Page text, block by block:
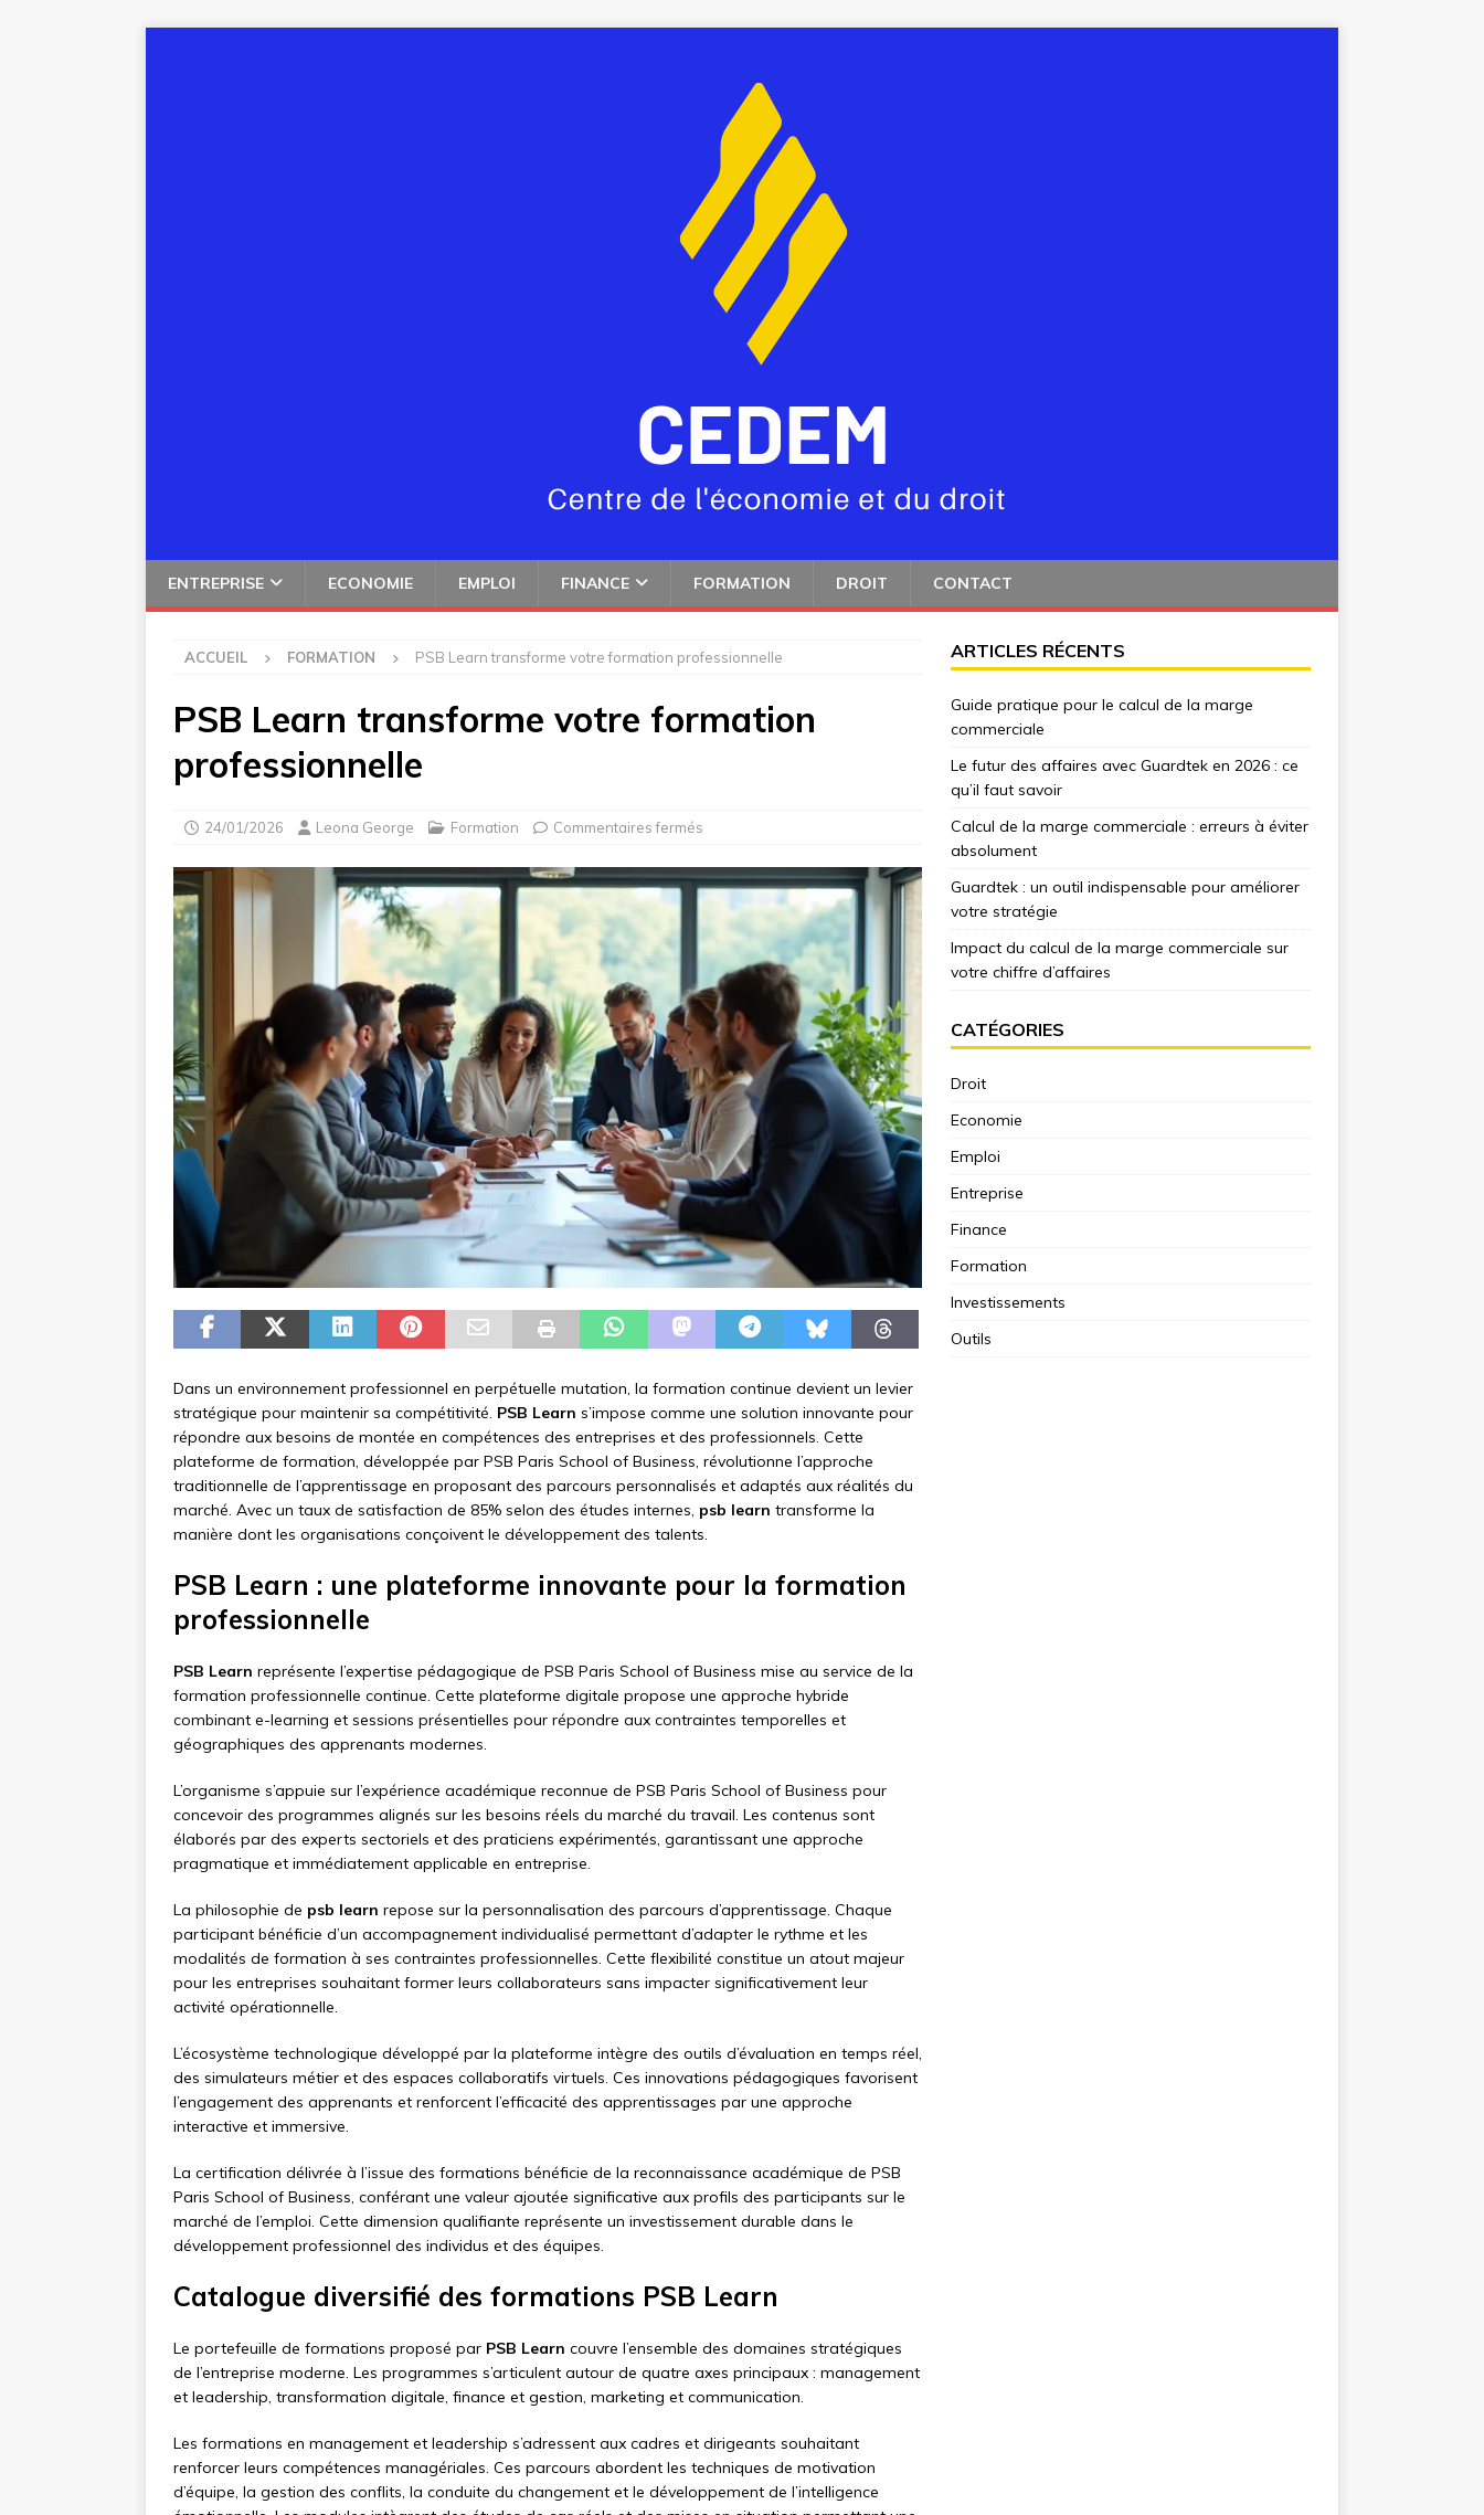
ENTREPRISE ECONOMIE EMPLOI FINANCE FORMATION DROIT CONTACT
ACCUEIL FORMATION PSB Learn transforme votre formation professionnelle
PSB Learn transforme votre formation
professionnelle
24/01/2026 Leona George Formation Commentaires fermés
Dans un environnement professionnel en perpétuelle mutation, la formation continue devient un levier
stratégique pour maintenir sa compétitivité. PSB Learn s’impose comme une solution innovante pour
répondre aux besoins de montée en compétences des entreprises et des professionnels. Cette
plateforme de formation, développée par PSB Paris School of Business, révolutionne l’approche
traditionnelle de l’apprentissage en proposant des parcours personnalisés et adaptés aux réalités du
marché. Avec un taux de satisfaction de 85% selon des études internes, psb learn transforme la
manière dont les organisations conçoivent le développement des talents.
PSB Learn : une plateforme innovante pour la formation
professionnelle
PSB Learn représente l’expertise pédagogique de PSB Paris School of Business mise au service de la
formation professionnelle continue. Cette plateforme digitale propose une approche hybride
combinant e-learning et sessions présentielles pour répondre aux contraintes temporelles et
géographiques des apprenants modernes.
L’organisme s’appuie sur l’expérience académique reconnue de PSB Paris School of Business pour
concevoir des programmes alignés sur les besoins réels du marché du travail. Les contenus sont
élaborés par des experts sectoriels et des praticiens expérimentés, garantissant une approche
pragmatique et immédiatement applicable en entreprise.
La philosophie de psb learn repose sur la personnalisation des parcours d’apprentissage. Chaque
participant bénéficie d’un accompagnement individualisé permettant d’adapter le rythme et les
modalités de formation à ses contraintes professionnelles. Cette flexibilité constitue un atout majeur
pour les entreprises souhaitant former leurs collaborateurs sans impacter significativement leur
activité opérationnelle.
L’écosystème technologique développé par la plateforme intègre des outils d’évaluation en temps réel,
des simulateurs métier et des espaces collaboratifs virtuels. Ces innovations pédagogiques favorisent
l’engagement des apprenants et renforcent l’efficacité des apprentissages par une approche
interactive et immersive.
La certification délivrée à l’issue des formations bénéficie de la reconnaissance académique de PSB
Paris School of Business, conférant une valeur ajoutée significative aux profils des participants sur le
marché de l’emploi. Cette dimension qualifiante représente un investissement durable dans le
développement professionnel des individus et des équipes.
Catalogue diversifié des formations PSB Learn
Le portefeuille de formations proposé par PSB Learn couvre l’ensemble des domaines stratégiques
de l’entreprise moderne. Les programmes s’articulent autour de quatre axes principaux : management
et leadership, transformation digitale, finance et gestion, marketing et communication.
Les formations en management et leadership s’adressent aux cadres et dirigeants souhaitant
renforcer leurs compétences managériales. Ces parcours abordent les techniques de motivation
d’équipe, la gestion des conflits, la conduite du changement et le développement de l’intelligence
ARTICLES RÉCENTS
Guide pratique pour le calcul de la marge
commerciale
Le futur des affaires avec Guardtek en 2026 : ce
qu’il faut savoir
Calcul de la marge commerciale : erreurs à éviter
absolument
Guardtek : un outil indispensable pour améliorer
votre stratégie
Impact du calcul de la marge commerciale sur
votre chiffre d’affaires
CATÉGORIES
Droit
Economie
Emploi
Entreprise
Finance
Formation
Investissements
Outils